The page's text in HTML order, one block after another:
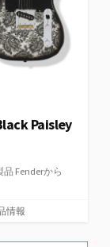
Paisley
Fenderから
情報